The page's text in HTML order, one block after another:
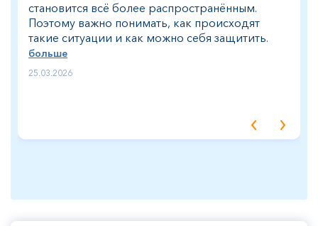
становится всё более распространённым.
Поэтому важно понимать, как происходят
такие ситуации и как можно себя защитить.
больше
25.03.2026